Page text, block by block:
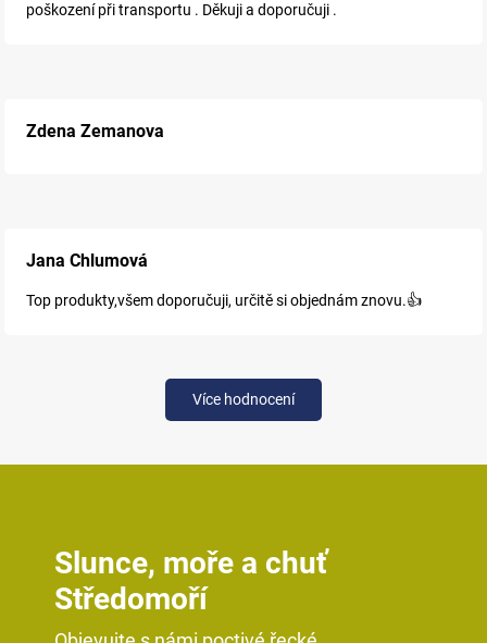
poškození při transportu . Děkuji a doporučuji .
Zdena Zemanova
Jana Chlumová
Top produkty,všem doporučuji, určitě si objednám znovu.👍
Více hodnocení
Slunce, moře a chuť
Středomoří